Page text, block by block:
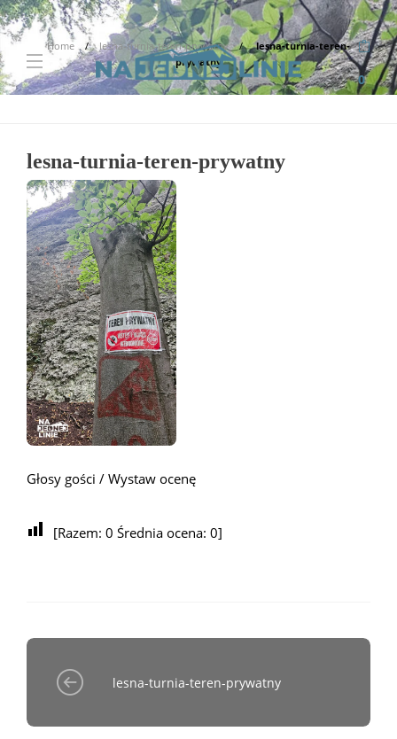
0
Home lesna-turnia-teren-prywatny
lesna-turnia-teren-
prywatny
lesna-turnia-teren-prywatny
Głosy gości / Wystaw ocenę
[Razem: 0 Średnia ocena: 0]
lesna-turnia-teren-prywatny